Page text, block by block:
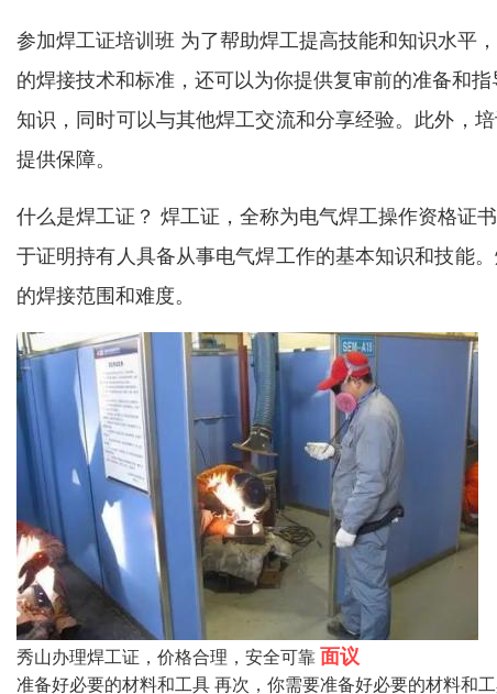
参加焊工证培训班 为了帮助焊工提高技能和知识水平
的焊接技术和标准，还可以为你提供复审前的准备和
知识，同时可以与其他焊工交流和分享经验。此外，
提供保障。
什么是焊工证？ 焊工证，全称为电气焊工操作资格证
于证明持有人具备从事电气焊工作的基本知识和技能
的焊接范围和难度。
秀山办理焊工证，价格合理，安全可靠面议
准备好必要的材料和工具 再次，你需要准备好必要的材料和